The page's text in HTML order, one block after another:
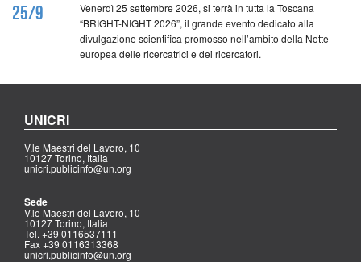
25/9
Venerdì 25 settembre 2026, si terrà in tutta la Toscana
“BRIGHT-NIGHT 2026”, il grande evento dedicato alla
divulgazione scientifica promosso nell’ambito della Notte
europea delle ricercatrici e dei ricercatori.
UNICRI
V.le Maestri del Lavoro, 10
10127 Torino, Italia
unicri.publicinfo@un.org
Sede
V.le Maestri del Lavoro, 10
10127 Torino, Italia
Tel. +39 0116537111
Fax +39 0116313368
unicri.publicinfo@un.org